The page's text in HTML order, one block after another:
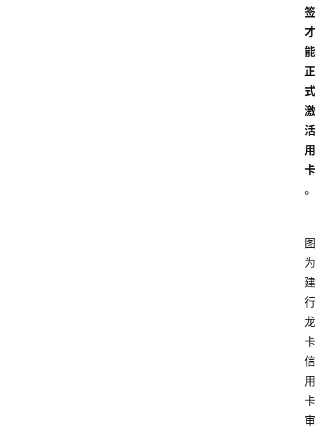
签
才
能
正
式
激
活
用
卡
。
图
为
建
行
龙
卡
信
用
卡
审